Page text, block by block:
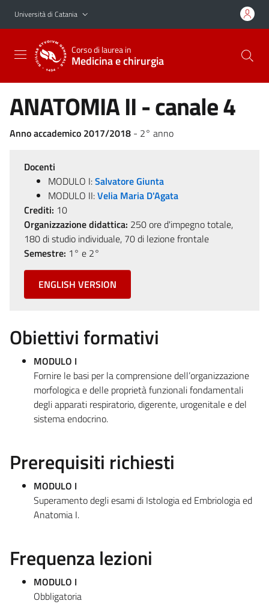
Vai al contenuto principale
Vai al menu di navigazione
Università di Catania
Corso di laurea in
Medicina e chirurgia
ANATOMIA II - canale 4
Anno accademico 2017/2018 - 2° anno
Docenti
MODULO I:Salvatore Giunta
MODULO II:Velia Maria D'Agata
Crediti: 10
Organizzazione didattica: 250 ore d'impegno totale,
180 di studio individuale, 70 di lezione frontale
Semestre: 1° e 2°
ENGLISH VERSION
Obiettivi formativi
MODULO I
Fornire le basi per la comprensione dell’organizzazione
morfologica e delle proprietà funzionali fondamentali
degli apparati respiratorio, digerente, urogenitale e del
sistema endocrino.
Prerequisiti richiesti
MODULO I
Superamento degli esami di Istologia ed Embriologia ed
Anatomia I.
Frequenza lezioni
MODULO I
Obbligatoria